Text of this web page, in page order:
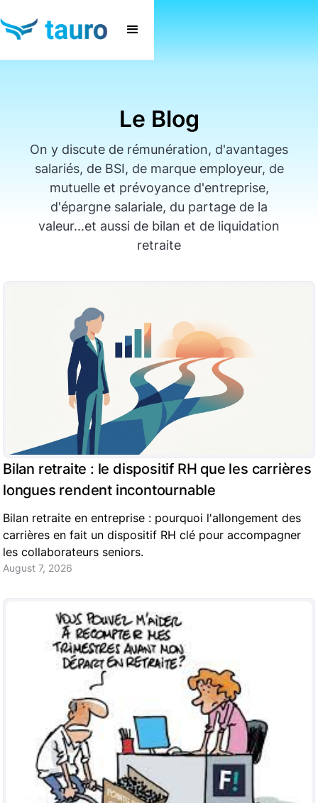
Le Blog
On y discute de rémunération, d'avantages
salariés, de BSI, de marque employeur, de
mutuelle et prévoyance d'entreprise,
d'épargne salariale, du partage de la
valeur...et aussi de bilan et de liquidation
retraite
Bilan retraite : le dispositif RH que les carrières
longues rendent incontournable
Bilan retraite en entreprise : pourquoi l'allongement des
carrières en fait un dispositif RH clé pour accompagner
les collaborateurs seniors.
August 7, 2026